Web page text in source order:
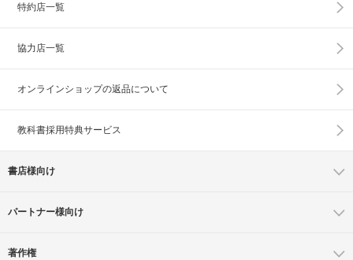
特約店一覧
協力店一覧
オンラインショップの返品について
教科書採用特典サービス
書店様向け
パートナー様向け
著作権